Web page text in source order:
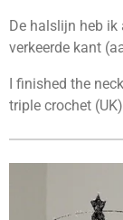
De halslijn heb
verkeerde kant
I finished the
triple crochet